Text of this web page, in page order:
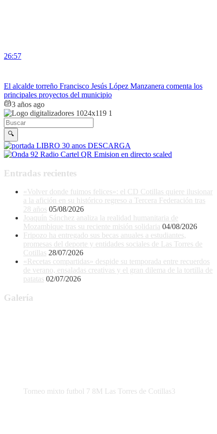
26:57
El alcalde torreño Francisco Jesús López Manzanera comenta los
principales proyectos del municipio
3 años ago
Buscar en la web
Buscar
🔍
Entradas recientes
«Volver donde fuimos felices»: el CD Cotillas quiere ilusionar
a la afición en su histórico regreso a Tercera Federación tras
28 años 05/08/2026
Joaquín Sánchez analiza la realidad humanitaria de
Mozambique tras su reciente misión solidaria 04/08/2026
Fripozo ha entregado sus becas anuales a estudiantes,
promesas del deporte y entidades sociales de Las Torres de
Cotillas 28/07/2026
«Recetas compartidas» despide su temporada entre recuerdos
de verano, ensaladas creativas y el gran dilema de la tortilla de
patatas 02/07/2026
Galería
Torneo mixto futbol 7 8M Las Torres de Cotillas3